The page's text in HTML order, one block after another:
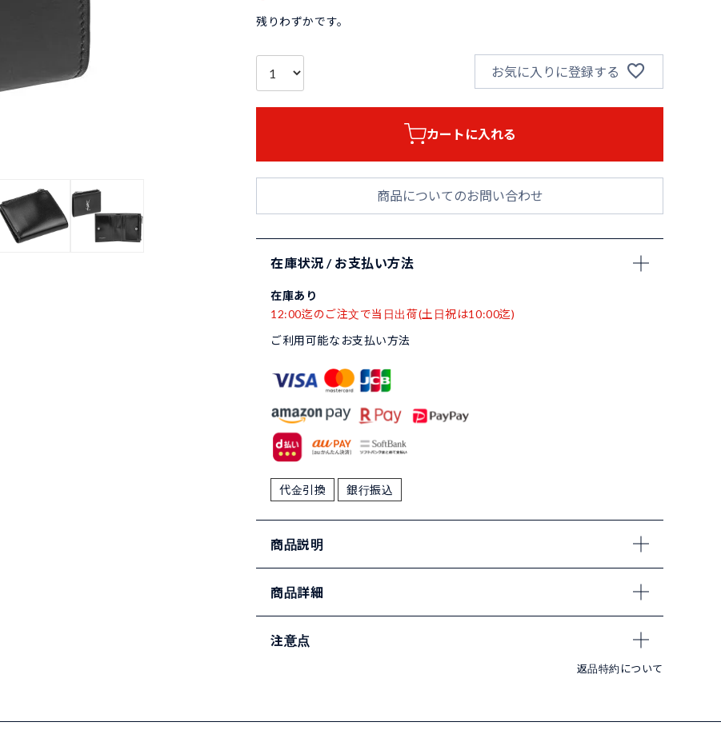
残りわずかです。
お気に入りに登録する
カートに入れる
商品についてのお問い合わせ
在庫状況 / お支払い方法
在庫あり
12:00迄のご注文で当日出荷(土日祝は10:00迄)
ご利用可能なお支払い方法
代金引換 銀行振込
商品説明
商品詳細
注意点
返品特約について